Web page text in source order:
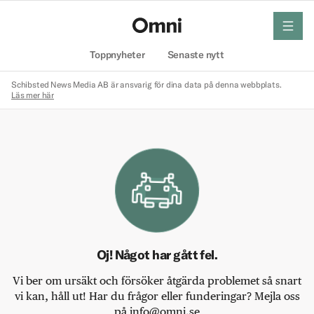
Toppnyheter Senaste nytt
meny
Schibsted News Media AB är ansvarig för dina data på denna webbplats.
Läs mer här
Oj! Något har gått fel.
Vi ber om ursäkt och försöker åtgärda problemet så snart
vi kan, håll ut! Har du frågor eller funderingar? Mejla oss